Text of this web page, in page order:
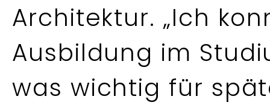
Architektur. „Ich
Ausbildung im
was wichtig für